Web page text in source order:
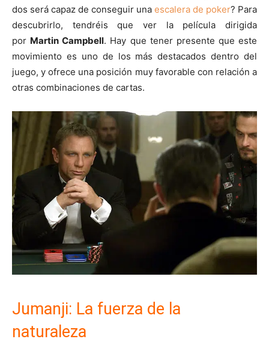
dos será capaz de conseguir una escalera de poker? Para
descubrirlo, tendréis que ver la película dirigida
por Martin Campbell. Hay que tener presente que este
movimiento es uno de los más destacados dentro del
juego, y ofrece una posición muy favorable con relación a
otras combinaciones de cartas.
Jumanji: La fuerza de la
naturaleza